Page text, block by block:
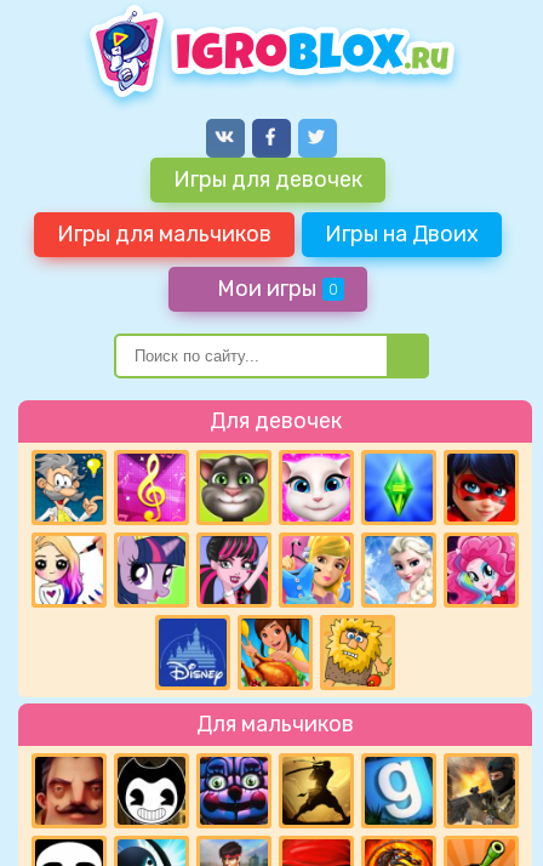
Игры для девочек
Игры для мальчиков Игры на Двоих
Мои игры 0
Для девочек
Для мальчиков